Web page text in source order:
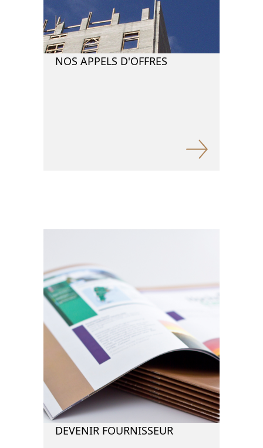
NOS APPELS D'OFFRES
DEVENIR FOURNISSEUR